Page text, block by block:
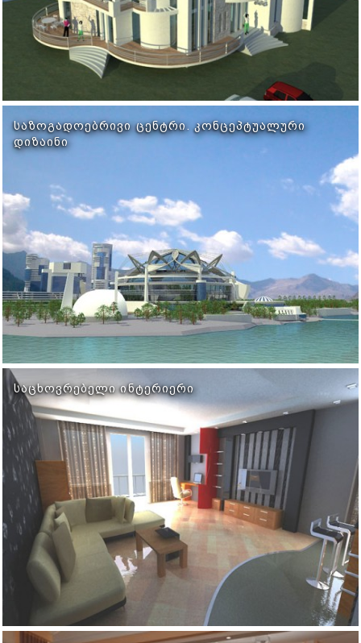
ᲡᲐᲖᲝᲒᲐᲓᲝᲔᲑᲠᲘᲕᲘ ᲪᲔᲜᲢᲠᲘ. ᲙᲝᲜᲪᲔᲞᲢᲣᲐᲚᲣᲠᲘ
ᲓᲘᲖᲐᲘᲜᲘ
ᲡᲐᲪᲮᲝᲕᲠᲔᲑᲔᲚᲘ ᲘᲜᲢᲔᲠᲘᲔᲠᲘ